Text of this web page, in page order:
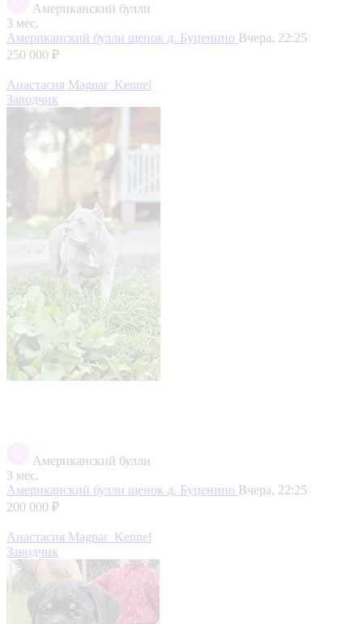
Американский булли
3 мес.
Американский булли щенок д. Буценино Вчера, 22:25
250 000 ₽
Анастасия Magnar_Kennel
Заводчик
Американский булли
3 мес.
Американский булли щенок д. Буценино Вчера, 22:25
200 000 ₽
Анастасия Magnar_Kennel
Заводчик